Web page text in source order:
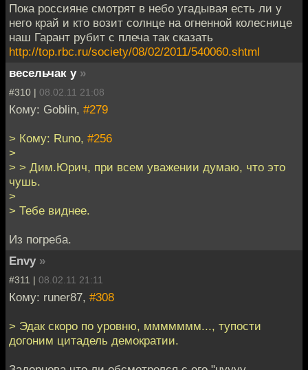
Пока россияне смотрят в небо угадывая есть ли у
него край и кто возит солнце на огненной колеснице
наш Гарант рубит с плеча так сказать
http://top.rbc.ru/society/08/02/2011/540060.shtml
весельчак у »
#310 | 08.02.11 21:08
Кому: Goblin, #279
> Кому: Runo, #256
>
> > Дим.Юрич, при всем уважении думаю, что это
чушь.
>
> Тебе виднее.
Из погреба.
Envy »
#311 | 08.02.11 21:11
Кому: runer87, #308
> Эдак скоро по уровню, ммммммм..., тупости
догоним цитадель демократии.